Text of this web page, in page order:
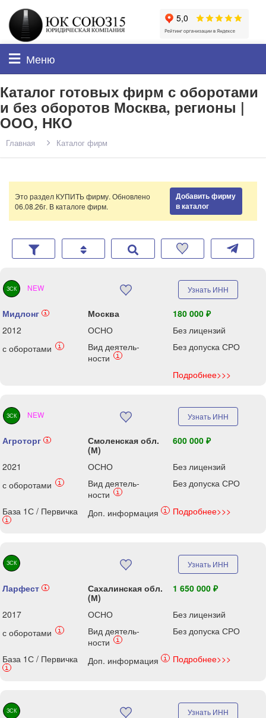
Меню
Каталог готовых фирм с оборотами
и без оборотов Москва, регионы |
ООО, НКО
Главная Каталог фирм
Это раздел КУПИТЬ фирму. Обновлено
06.08.26г. В каталоге фирм.
Добавить фирму
в каталог
ЗСК NEW Узнать ИНН
Мидлонг i Москва
180 000 ₽
2012
ОСНО
Без лицензий
с оборотами
i
Вид деятель-
ности
i
Без допуска СРО
Подробнее>>>
ЗСК NEW Узнать ИНН
Агроторг i
Смоленская обл.
(М)
600 000 ₽
2021 ОСНО
Без лицензий
с оборотами
i
Вид деятель-
ности
i
Без допуска СРО
База 1С / Первичка
i
Доп. информация i Подробнее>>>
ЗСК Узнать ИНН
Ларфест i
Сахалинская обл.
(М)
1 650 000 ₽
2017 ОСНО
Без лицензий
с оборотами
i
Вид деятель-
ности
i
Без допуска СРО
База 1С / Первичка
i
Доп. информация i Подробнее>>>
ЗСК Узнать ИНН